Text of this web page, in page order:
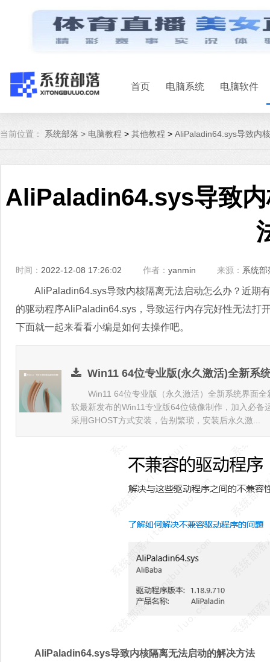
首页 电脑系统 电脑软件
当前位置： 系统部落 > 电脑教程 > 其他教程 > AliPaladin64.sys导致内
AliPaladin64.sys导致
时间： 2022-12-08 17:26:02 作者： yanmin 来源： 系统部
AliPaladin64.sys导致内核隔离无法启动怎么办？近期
的驱动程序AliPaladin64.sys，导致运行内存完好性无法打
下面就一起来看看小编是如何去操作吧。
Win11 64位专业版(永久激活)全新系
Win11 64位专业版（永久激活）全新系统界面全
软最新发布的Win11专业版64位镜像制作，加入必备
采用GHOST方式安装，告别繁琐，安装后永久激...
AliPaladin64.sys导致内核隔离无法启动的解决方法